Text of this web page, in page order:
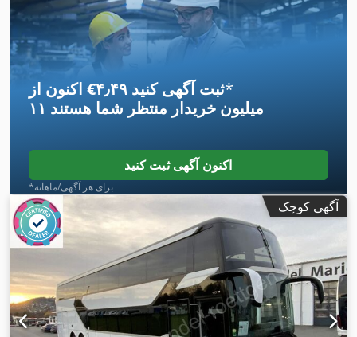
هیدرولیک, قفل مرکزی, چراغ مه شکن, کروز کنترل,
اکنون از ‎€۴٫۴۹ ثبت آگهی کنید*
۱۱ میلیون خریدار منتظر شما هستند
اکنون آگهی ثبت کنید
*برای هر آگهی/ماهانه
آگهی کوچک